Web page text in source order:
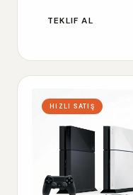
TEKLIF AL
HIZLI SATIŞ